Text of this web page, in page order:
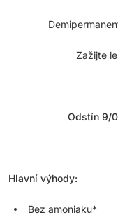
Zažijte
Odstín 9/
Hlavní výhody:
Bez amoniaku*